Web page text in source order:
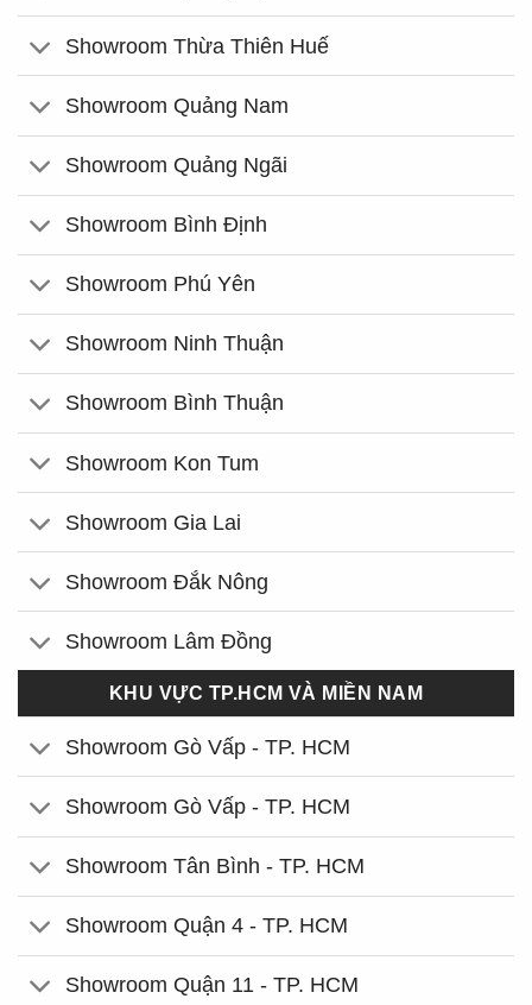
Showroom Thừa Thiên Huế
Showroom Quảng Nam
Showroom Quảng Ngãi
Showroom Bình Định
Showroom Phú Yên
Showroom Ninh Thuận
Showroom Bình Thuận
Showroom Kon Tum
Showroom Gia Lai
Showroom Đắk Nông
Showroom Lâm Đồng
KHU VỰC TP.HCM VÀ MIỀN NAM
Showroom Gò Vấp - TP. HCM
Showroom Gò Vấp - TP. HCM
Showroom Tân Bình - TP. HCM
Showroom Quận 4 - TP. HCM
Showroom Quận 11 - TP. HCM